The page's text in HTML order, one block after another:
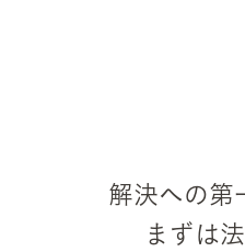
解決への第
まずは